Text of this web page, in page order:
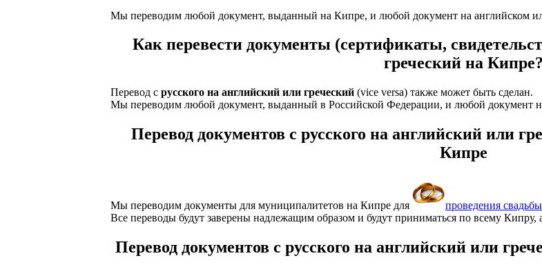
Мы переводим любой документ, выданный на Кипре, и любой документ на английском
Как перевести документы (сертификаты,
греческий на Кипре?
Перевод с русского на английский или греческий(vice versa) также может быть сделан.
Мы переводим любой документ, выданный в Российской Федерации, и любой документ
Перевод документов с русского на английский или
Кипре
Мы переводим документы для муниципалитетов на Кипре для проведения свадьбы
Все переводы будут заверены надлежащим образом и будут приниматься по всему Кипру,
Перевод документов с русского на английский или